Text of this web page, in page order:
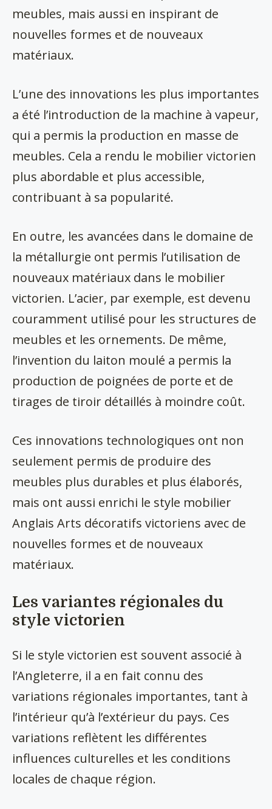
meubles, mais aussi en inspirant de
nouvelles formes et de nouveaux
matériaux.
L’une des innovations les plus importantes
a été l’introduction de la machine à vapeur,
qui a permis la production en masse de
meubles. Cela a rendu le mobilier victorien
plus abordable et plus accessible,
contribuant à sa popularité.
En outre, les avancées dans le domaine de
la métallurgie ont permis l’utilisation de
nouveaux matériaux dans le mobilier
victorien. L’acier, par exemple, est devenu
couramment utilisé pour les structures de
meubles et les ornements. De même,
l’invention du laiton moulé a permis la
production de poignées de porte et de
tirages de tiroir détaillés à moindre coût.
Ces innovations technologiques ont non
seulement permis de produire des
meubles plus durables et plus élaborés,
mais ont aussi enrichi le style mobilier
Anglais Arts décoratifs victoriens avec de
nouvelles formes et de nouveaux
matériaux.
Les variantes régionales du
style victorien
Si le style victorien est souvent associé à
l’Angleterre, il a en fait connu des
variations régionales importantes, tant à
l’intérieur qu’à l’extérieur du pays. Ces
variations reflètent les différentes
influences culturelles et les conditions
locales de chaque région.